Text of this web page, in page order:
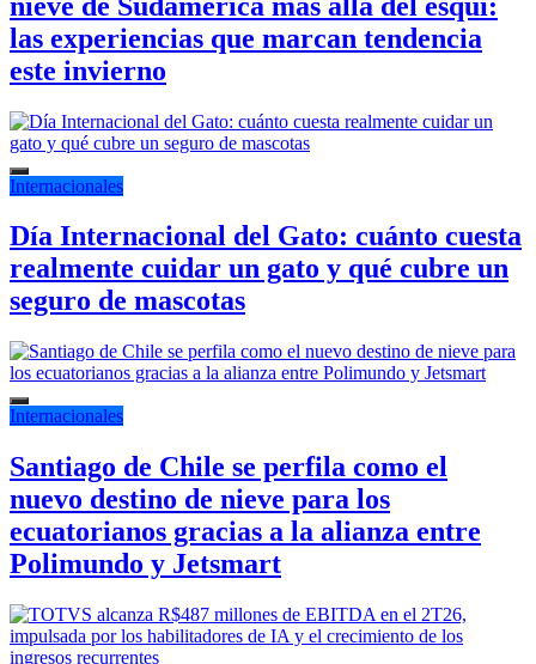
las experiencias que marcan tendencia
este invierno
Internacionales
Día Internacional del Gato: cuánto cuesta
realmente cuidar un gato y qué cubre un
seguro de mascotas
Internacionales
Santiago de Chile se perfila como el
nuevo destino de nieve para los
ecuatorianos gracias a la alianza entre
Polimundo y Jetsmart